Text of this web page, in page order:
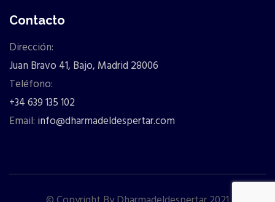
Contacto
Dirección:
Juan Bravo 41, Bajo, Madrid 28006
Teléfono:
+34 639 135 102
Email: info@dharmadeldespertar.com